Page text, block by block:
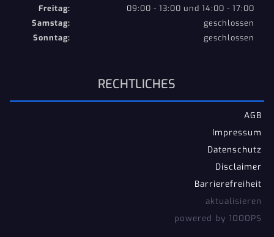
Freitag:
09:00 - 13:00 und 14:00 - 17:00
Samstag:
geschlossen
Sonntag:
geschlossen
RECHTLICHES
AGB
Impressum
Datenschutz
Disclaimer
Barrierefreiheit
aktualisieren
powered by 1000PS